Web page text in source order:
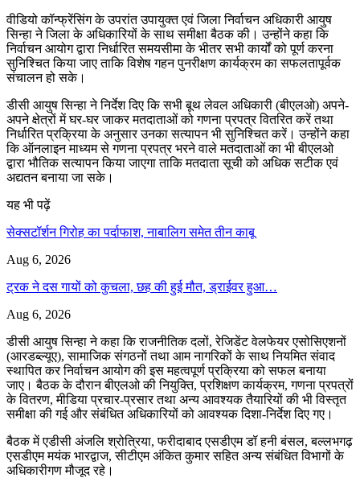
वीडियो कॉन्फ्रेंसिंग के उपरांत उपायुक्त एवं जिला निर्वाचन अधिकारी आयुष
सिन्हा ने जिला के अधिकारियों के साथ समीक्षा बैठक की। उन्होंने कहा कि
निर्वाचन आयोग द्वारा निर्धारित समयसीमा के भीतर सभी कार्यों को पूर्ण करना
सुनिश्चित किया जाए ताकि विशेष गहन पुनरीक्षण कार्यक्रम का सफलतापूर्वक
संचालन हो सके।
डीसी आयुष सिन्हा ने निर्देश दिए कि सभी बूथ लेवल अधिकारी (बीएलओ) अपने-
अपने क्षेत्रों में घर-घर जाकर मतदाताओं को गणना प्रपत्र वितरित करें तथा
निर्धारित प्रक्रिया के अनुसार उनका सत्यापन भी सुनिश्चित करें। उन्होंने कहा
कि ऑनलाइन माध्यम से गणना प्रपत्र भरने वाले मतदाताओं का भी बीएलओ
द्वारा भौतिक सत्यापन किया जाएगा ताकि मतदाता सूची को अधिक सटीक एवं
अद्यतन बनाया जा सके।
यह भी पढ़ें
सेक्सटॉर्शन गिरोह का पर्दाफाश, नाबालिग समेत तीन काबू
Aug 6, 2026
ट्रक ने दस गायों को कुचला, छह की हुई मौत, ड्राईवर हुआ…
Aug 6, 2026
डीसी आयुष सिन्हा ने कहा कि राजनीतिक दलों, रेजिडेंट वेलफेयर एसोसिएशनों
(आरडब्ल्यूए), सामाजिक संगठनों तथा आम नागरिकों के साथ नियमित संवाद
स्थापित कर निर्वाचन आयोग की इस महत्वपूर्ण प्रक्रिया को सफल बनाया
जाए। बैठक के दौरान बीएलओ की नियुक्ति, प्रशिक्षण कार्यक्रम, गणना प्रपत्रों
के वितरण, मीडिया प्रचार-प्रसार तथा अन्य आवश्यक तैयारियों की भी विस्तृत
समीक्षा की गई और संबंधित अधिकारियों को आवश्यक दिशा-निर्देश दिए गए।
बैठक में एडीसी अंजलि श्रोत्रिया, फरीदाबाद एसडीएम डॉ हनी बंसल, बल्लभगढ़
एसडीएम मयंक भारद्वाज, सीटीएम अंकित कुमार सहित अन्य संबंधित विभागों के
अधिकारीगण मौजूद रहे।